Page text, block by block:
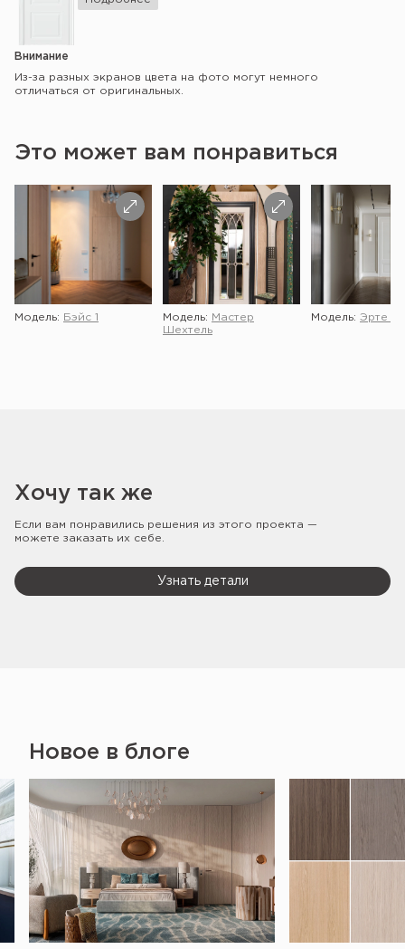
Внимание
Из-за разных экранов цвета на фото могут немного
отличаться от оригинальных.
Это может вам понравиться
Модель: Бэйс 1 Модель:
Мастер
Шехтель
Модель: Эрте 2
Хочу так же
Если вам понравились решения из этого проекта —
можете заказать их себе.
Узнать детали
Новое в блоге